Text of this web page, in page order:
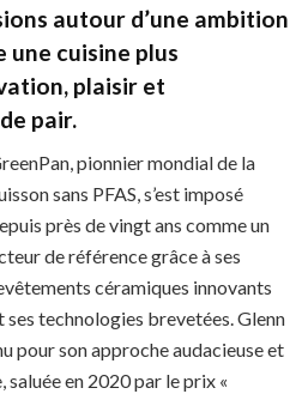
autour d’une ambition
une cuisine plus
plaisir et
pair.
pionnier mondial de la
sans PFAS, s’est imposé
près de vingt ans comme un
de référence grâce à ses
céramiques innovants
ses technologies brevetées. Glenn
pour son approche audacieuse et
en 2020 par le prix «